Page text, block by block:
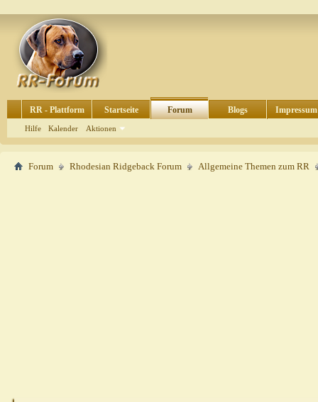
RR - Plattform Startseite Forum
Hilfe Kalender Aktionen
Blogs Impressum
Forum Rhodesian Ridgeback Forum Allgemeine Themen zum RR